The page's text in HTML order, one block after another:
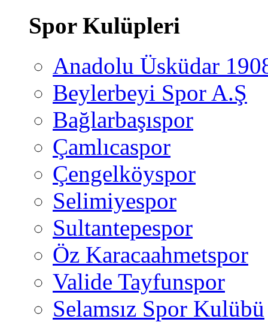
Spor Kulüpleri
Anadolu Üsküdar
Beylerbeyi Spor A.Ş
Bağlarbaşıspor
Çamlıcaspor
Çengelköyspor
Selimiyespor
Sultantepespor
Öz Karacaahmetspor
Valide Tayfunspor
Selamsız Spor Kulübü